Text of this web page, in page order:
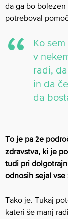
da ga bo
potreboval
Ko
v
radi,
in da
da
To je pa že
zdravstva, ki je
tudi pri
odnosih sejal
Tako je. Tukaj
kateri še manj